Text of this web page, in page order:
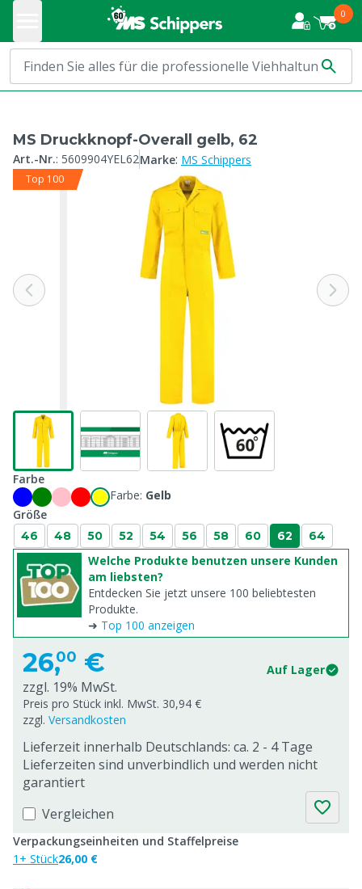
0
MS Druckknopf-Overall gelb, 62
Art.-Nr.: 5609904YEL62Marke: MS Schippers
Top 100
Farbe
Farbe: Gelb
Größe
46 48 50 52 54 56 58 60 62 64
Welche Produkte benutzen unsere Kunden
am liebsten?
Entdecken Sie jetzt unsere 100 beliebtesten
Produkte.
➜ Top 100 anzeigen
26,00 € Auf Lager
zzgl. 19% MwSt.
Preis pro Stück inkl. MwSt. 30,94 €
zzgl. Versandkosten
Lieferzeit innerhalb Deutschlands: ca. 2 - 4 Tage
Lieferzeiten sind unverbindlich und werden nicht
garantiert
Vergleichen
Verpackungseinheiten und Staffelpreise
1+ Stück26,00 €